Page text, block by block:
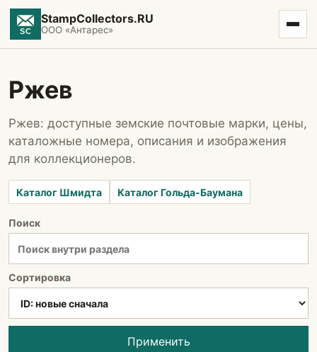
StampCollectors.RU
ООО «Антарес»
Ржев
Ржев: доступные земские почтовые марки, цены,
каталожные номера, описания и изображения
для коллекционеров.
Каталог Шмидта Каталог Гольда-Баумана
Поиск
Сортировка
Применить